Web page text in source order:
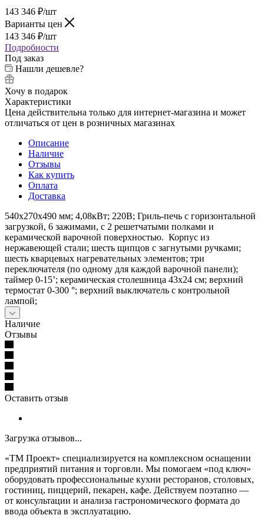
143 346 ₽/шт
Варианты цен
143 346 ₽/шт
Подробности
Под заказ
Нашли дешевле?
Хочу в подарок
Характеристики
Цена действительна только для интернет-магазина и может
отличаться от цен в розничных магазинах
Описание
Наличие
Отзывы
Как купить
Оплата
Доставка
540х270х490 мм; 4,08кВт; 220В; Гриль-печь с горизонтальной
загрузкой, 6 зажимами, с 2 решетчатыми полками и
керамической варочной поверхностью. Корпус из
нержавеющей стали; шесть щипцов с загнутыми ручками;
шесть кварцевых нагревательных элементов; три
переключателя (по одному для каждой варочной панели);
таймер 0-15’; керамическая столешница 43x24 см; верхний
термостат 0-300 °; верхний выключатель с контрольной
лампой;
Наличие
Отзывы
Оставить отзыв
Загрузка отзывов...
«ТМ Проект» специализируется на комплексном оснащении
предприятий питания и торговли. Мы помогаем «под ключ»
оборудовать профессиональные кухни ресторанов, столовых,
гостиниц, пиццерий, пекарен, кафе. Действуем поэтапно —
от консультации и анализа гастрономического формата до
ввода объекта в эксплуатацию.